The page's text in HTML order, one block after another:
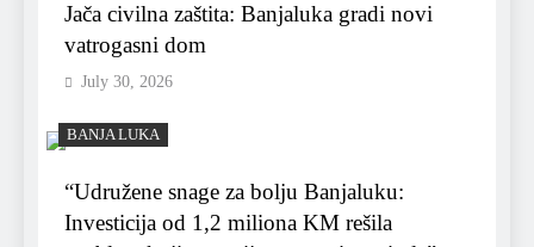
Jača civilna zaštita: Banjaluka gradi novi
vatrogasni dom
July 30, 2026
BANJA LUKA
“Udružene snage za bolju Banjaluku:
Investicija od 1,2 miliona KM rešila